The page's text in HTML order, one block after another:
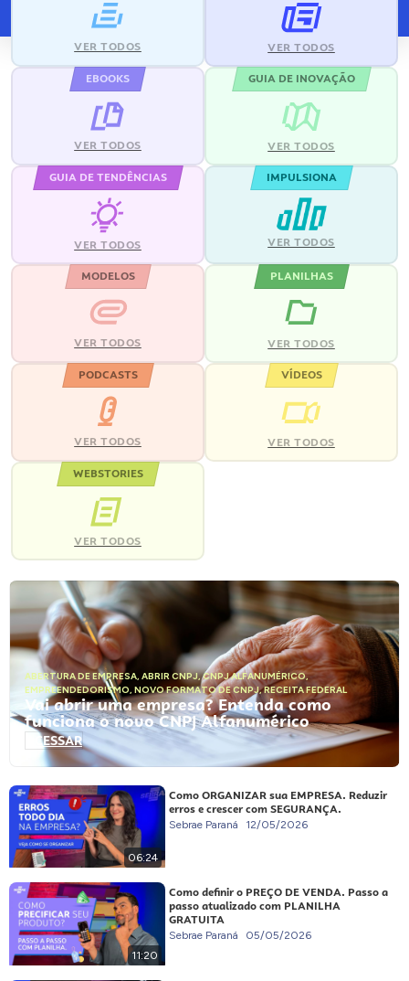
VER TODOS VER TODOS
EBOOKS
VER TODOS
GUIA DE INOVAÇÃO
VER TODOS
GUIA DE TENDÊNCIAS
VER TODOS
IMPULSIONA
VER TODOS
MODELOS
VER TODOS
PLANILHAS
VER TODOS
PODCASTS
VER TODOS
VÍDEOS
VER TODOS
WEBSTORIES
VER TODOS
ABERTURA DE EMPRESA, ABRIR CNPJ,CNPJ ALFANUMÉRICO,
EMPREENDEDORISMO, NOVO FORMATO DE CNPJ,RECEITA FEDERAL
Vai abrir uma empresa? Entenda como
funciona o novo CNPJ Alfanumérico
ACESSAR
06:24
Como ORGANIZAR sua EMPRESA. Reduzir
erros e crescer com SEGURANÇA.
Sebrae Paraná 12/05/2026
11:20
Como definir o PREÇO DE VENDA. Passo a
passo atualizado com PLANILHA
GRATUITA
Sebrae Paraná 05/05/2026